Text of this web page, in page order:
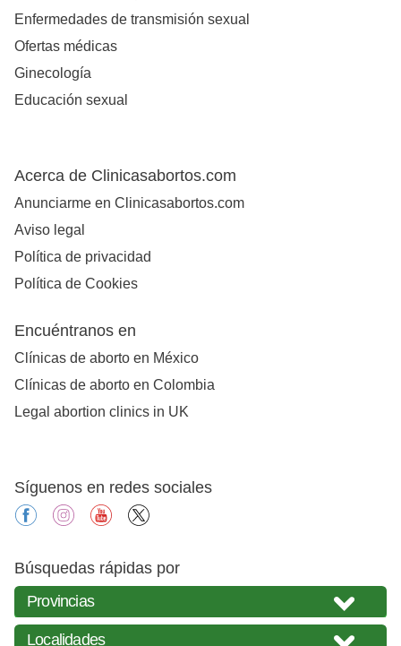
Enfermedades de transmisión sexual
Ofertas médicas
Ginecología
Educación sexual
Acerca de Clinicasabortos.com
Anunciarme en Clinicasabortos.com
Aviso legal
Política de privacidad
Política de Cookies
Encuéntranos en
Clínicas de aborto en México
Clínicas de aborto en Colombia
Legal abortion clinics in UK
Síguenos en redes sociales
facebookinstagramyoutube
Búsquedas rápidas por